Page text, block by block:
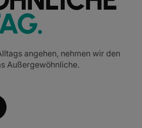
.
angehen, nehmen wir den
Außergewöhnliche.